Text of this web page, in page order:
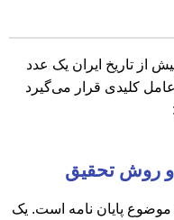
از تاریخ ایران یک عدد
کلیدی قرار می‌گیرد
موضوع پایان نامه است. یک